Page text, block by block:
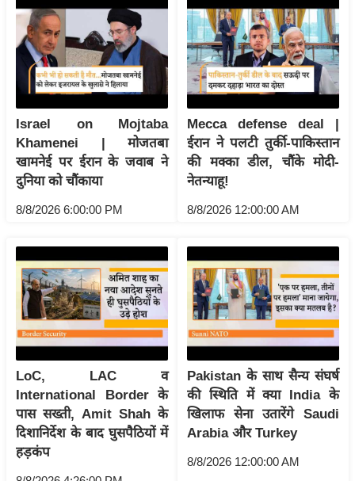
प
मि
सा
ल
बे
मि
सा
ख्सि
य
त
यं
ग
इं
डि
या
सा
हि
त्य
Israel on Mojtaba
Khamenei | मोजतबा
खामनेई पर ईरान के जवाब ने
दुनिया को चौंकाया
8/8/2026 6:00:00 PM
Mecca defense deal |
ईरान ने पलटी तुर्की-पाकिस्तान
की मक्का डील, चौंके मोदी-
नेतन्याहू!
8/8/2026 12:00:00 AM
LoC, LAC व
International Border के
पास सख्ती, Amit Shah के
दिशानिर्देश के बाद घुसपैठियों में
हड़कंप
Pakistan के साथ सैन्य संघर्ष
की स्थिति में क्या India के
खिलाफ सेना उतारेंगे Saudi
Arabia और Turkey
8/8/2026 12:00:00 AM